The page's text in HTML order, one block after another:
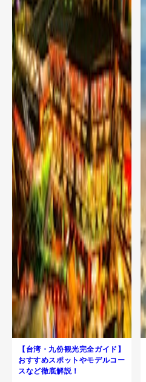
【台湾・九份観光完全ガイド】
おすすめスポットやモデルコー
スなど徹底解説！